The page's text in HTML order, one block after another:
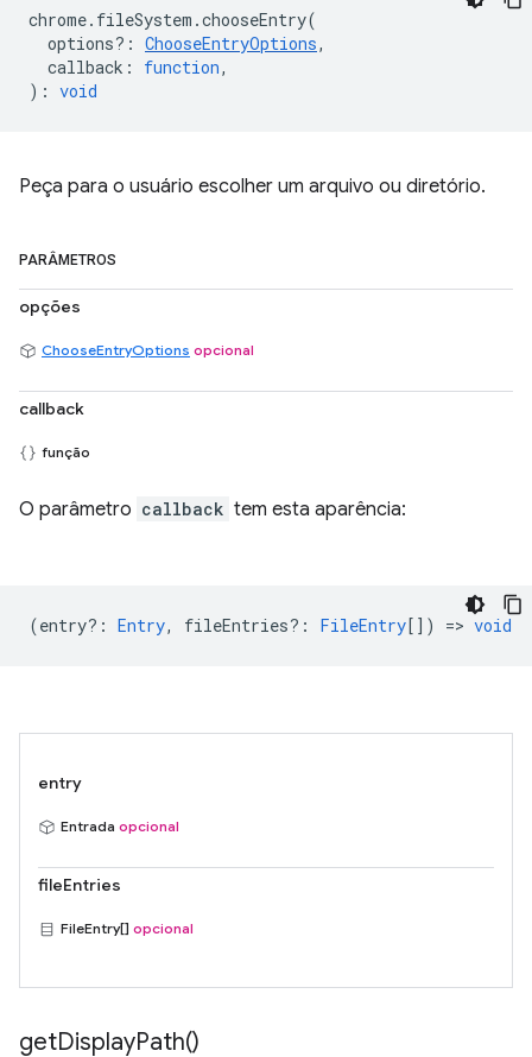
chrome. fileSystem .chooseEntry(
options? : ChooseEntryOptions,
callback : function,
) : void
Peça para o usuário escolher um arquivo ou diretório.
PARÂMETROS
opções
ChooseEntryOptions opcional
callback
função
O parâmetro callback tem esta aparência:
(entry? : Entry, fileEntries? : FileEntry[]) => void
entry
Entrada opcional
fileEntries
FileEntry[] opcional
getDisplayPath()